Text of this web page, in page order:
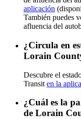
aplicación
También puedes
afluencia del
¿Circula en
Lorain
Descubre el
Transit en la
¿Cuál es la
de Lorain